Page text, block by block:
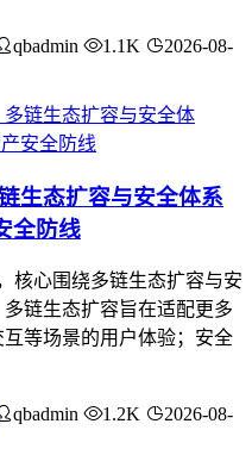
qbadmin 1.1K
2026-08-
生态扩容与安全体系
全防线
核心围绕多链生态扩容与安
链生态扩容旨在适配更多
等场景的用户体验；安全
qbadmin 1.2K
2026-08-